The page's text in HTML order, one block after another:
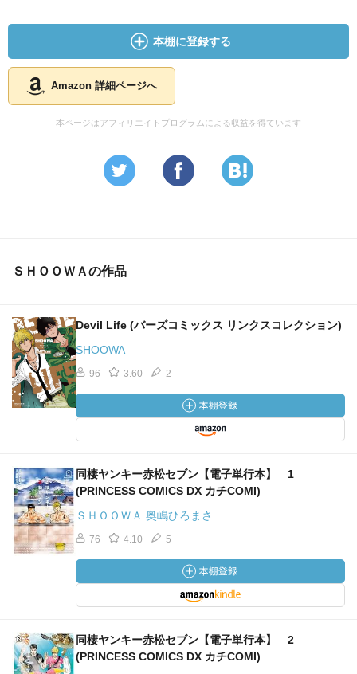
本棚に登録する
Amazon 詳細ページへ
本ページはアフィリエイトプログラムによる収益を得ています
ＳＨＯＯＷＡの作品
Devil Life (バーズコミックス リンクスコレクション)
SHOOWA
96 3.60 2
同棲ヤンキー赤松セブン【電子単行本】 1
(PRINCESS COMICS DX カチCOMI)
ＳＨＯＯＷＡ 奥嶋ひろまさ
76 4.10 5
同棲ヤンキー赤松セブン【電子単行本】 2
(PRINCESS COMICS DX カチCOMI)